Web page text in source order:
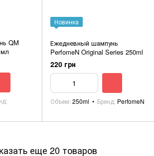
QM
Новинка
Ежедневный шампунь
PerfomeN Original Series 250ml
220 грн
Объем 250ml Бренд PerfomeN
еще 20 товаров